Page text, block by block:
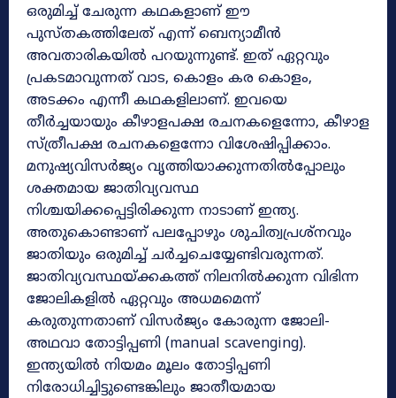
ഒരുമിച്ച് ചേരുന്ന കഥകളാണ് ഈ
പുസ്‌തകത്തിലേത് എന്ന് ബെന്യാമീൻ
അവതാരികയിൽ പറയുന്നുണ്ട്. ഇത് ഏറ്റവും
പ്രകടമാവുന്നത് വാട, കൊളം കര കൊളം,
അടക്കം എന്നീ കഥകളിലാണ്. ഇവയെ
തീർച്ചയായും കീഴാളപക്ഷ രചനകളെന്നോ, കീഴാള
സ്ത്രീപക്ഷ രചനകളെന്നോ വിശേഷിപ്പിക്കാം.
മനുഷ്യവിസര്‍ജ്യം വൃത്തിയാക്കുന്നതില്‍പ്പോലും
ശക്തമായ ജാതിവ്യവസ്ഥ
നിശ്ചയിക്കപ്പെട്ടിരിക്കുന്ന നാടാണ് ഇന്ത്യ.
അതുകൊണ്ടാണ് പലപ്പോഴും ശുചിത്വപ്രശ്നവും
ജാതിയും ഒരുമിച്ച് ചര്‍ച്ചചെയ്യേണ്ടിവരുന്നത്.
ജാതിവ്യവസ്ഥയ്ക്കകത്ത് നിലനില്‍ക്കുന്ന വിഭിന്ന
ജോലികളില്‍ ഏറ്റവും അധമമെന്ന്
കരുതുന്നതാണ് വിസര്‍ജ്യം കോരുന്ന ജോലി-
അഥവാ തോട്ടിപ്പണി (manual scavenging).
ഇന്ത്യയില്‍ നിയമം മൂലം തോട്ടിപ്പണി
നിരോധിച്ചിട്ടുണ്ടെങ്കിലും ജാതീയമായ